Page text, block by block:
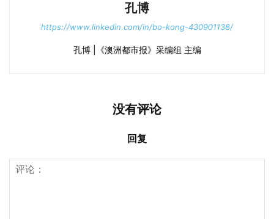
孔博
https://www.linkedin.com/in/bo-kong-430901138/
孔博 |《澳洲都市报》采编组 主编
没有评论
回复